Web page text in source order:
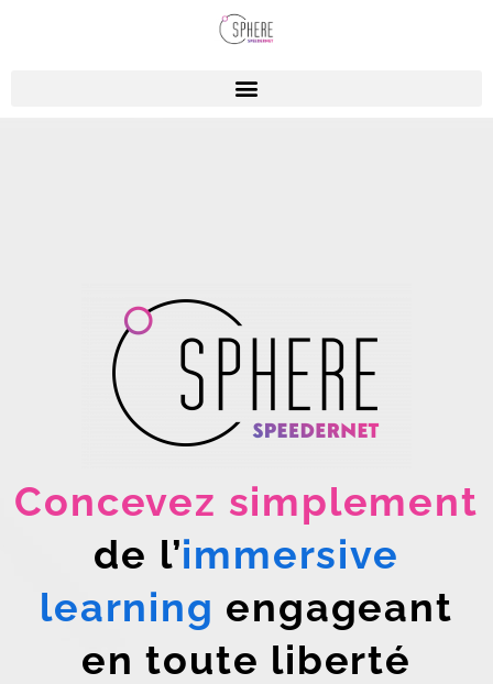
Concevez simplement
de l’immersive
learning engageant
en toute liberté